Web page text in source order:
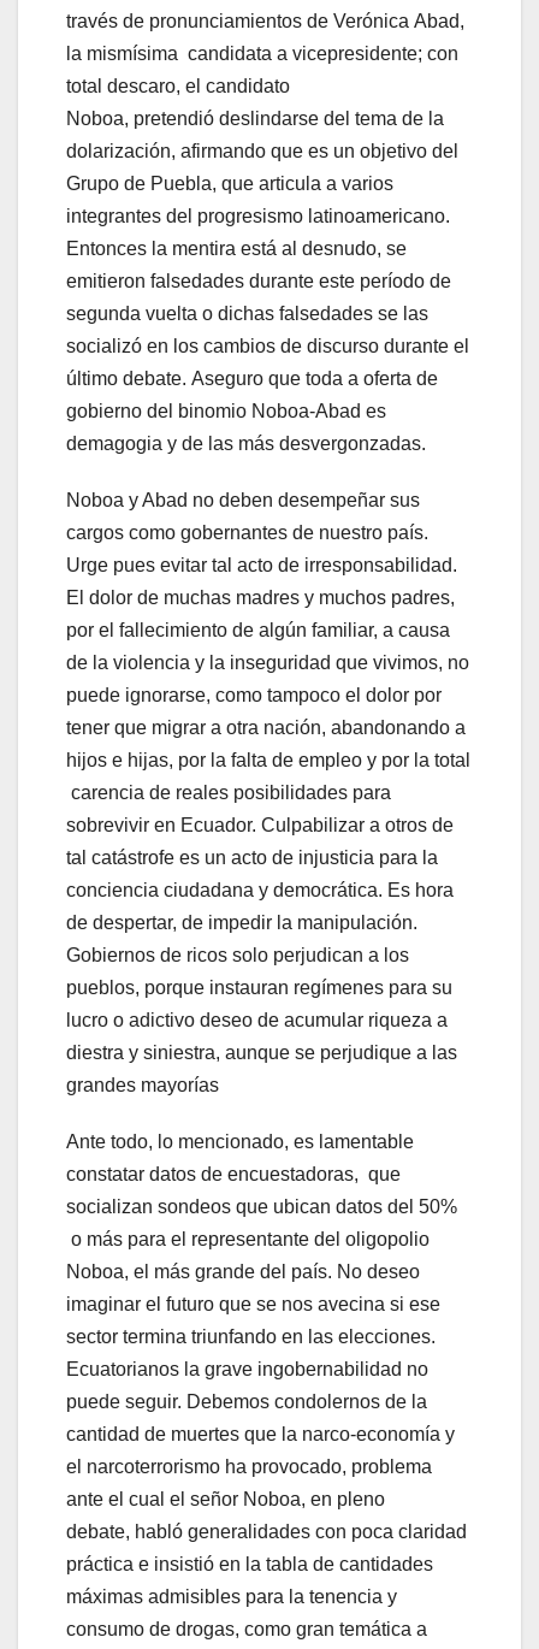
través de pronunciamientos de Verónica Abad,
la mismísima candidata a vicepresidente; con
total descaro, el candidato
Noboa, pretendió deslindarse del tema de la
dolarización, afirmando que es un objetivo del
Grupo de Puebla, que articula a varios
integrantes del progresismo latinoamericano.
Entonces la mentira está al desnudo, se
emitieron falsedades durante este período de
segunda vuelta o dichas falsedades se las
socializó en los cambios de discurso durante el
último debate. Aseguro que toda a oferta de
gobierno del binomio Noboa-Abad es
demagogia y de las más desvergonzadas.
Noboa y Abad no deben desempeñar sus
cargos como gobernantes de nuestro país.
Urge pues evitar tal acto de irresponsabilidad.
El dolor de muchas madres y muchos padres,
por el fallecimiento de algún familiar, a causa
de la violencia y la inseguridad que vivimos, no
puede ignorarse, como tampoco el dolor por
tener que migrar a otra nación, abandonando a
hijos e hijas, por la falta de empleo y por la total
carencia de reales posibilidades para
sobrevivir en Ecuador. Culpabilizar a otros de
tal catástrofe es un acto de injusticia para la
conciencia ciudadana y democrática. Es hora
de despertar, de impedir la manipulación.
Gobiernos de ricos solo perjudican a los
pueblos, porque instauran regímenes para su
lucro o adictivo deseo de acumular riqueza a
diestra y siniestra, aunque se perjudique a las
grandes mayorías
Ante todo, lo mencionado, es lamentable
constatar datos de encuestadoras, que
socializan sondeos que ubican datos del 50%
o más para el representante del oligopolio
Noboa, el más grande del país. No deseo
imaginar el futuro que se nos avecina si ese
sector termina triunfando en las elecciones.
Ecuatorianos la grave ingobernabilidad no
puede seguir. Debemos condolernos de la
cantidad de muertes que la narco-economía y
el narcoterrorismo ha provocado, problema
ante el cual el señor Noboa, en pleno
debate, habló generalidades con poca claridad
práctica e insistió en la tabla de cantidades
máximas admisibles para la tenencia y
consumo de drogas, como gran temática a